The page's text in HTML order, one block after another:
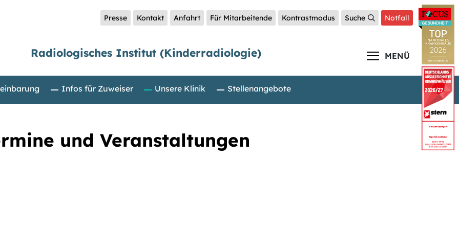
Presse Kontakt Anfahrt Für Mitarbeitende Kontrastmodus Suche Notfall
Radiologisches Institut (Kinderradiologie) MENÜ
Infos für Zuweiser Unsere Klinik Stellenangebote
und Veranstaltungen